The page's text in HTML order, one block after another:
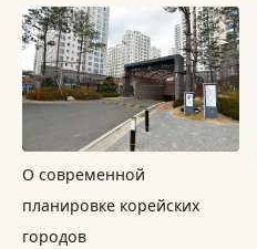
О современной
планировке корейских
городов